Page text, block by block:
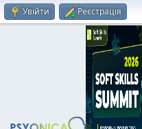
Увійти Реєстрація